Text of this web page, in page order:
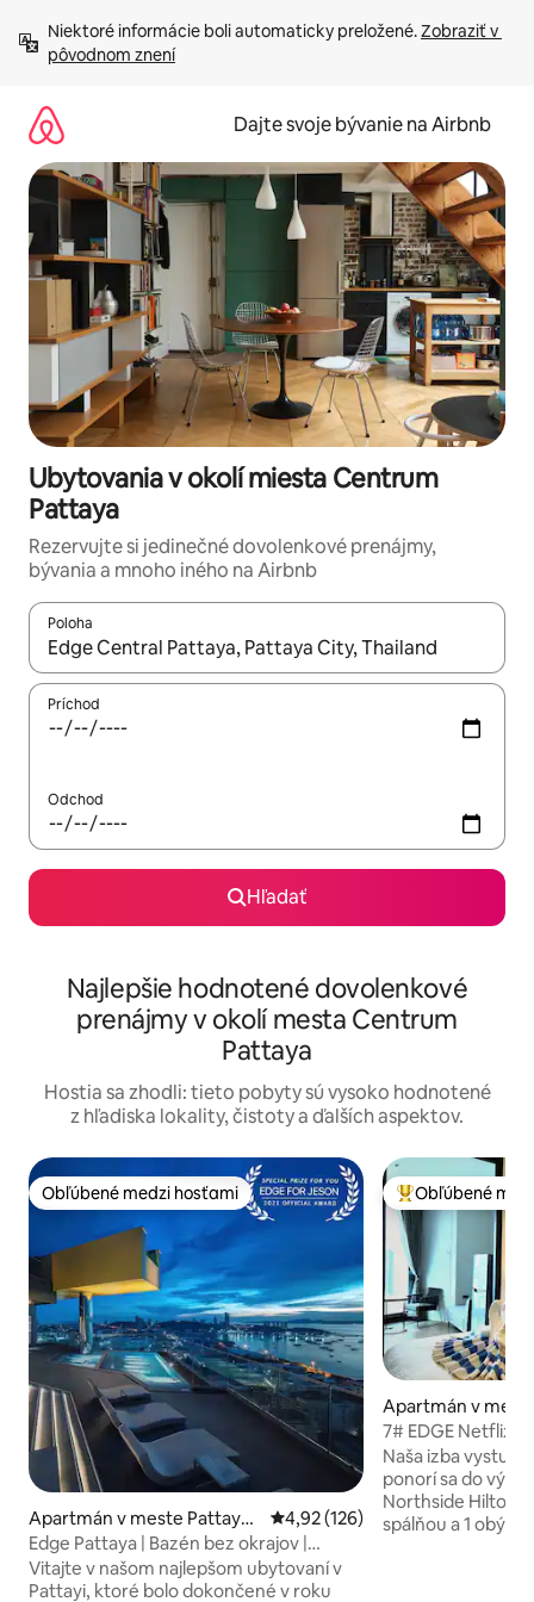
obsah.
Niektoré informácie boli automaticky preložené. Zobraziť v
pôvodnom znení
Dajte svoje bývanie na Airbnb
Ubytovania v okolí miesta Centrum
Pattaya
Rezervujte si jedinečné dovolenkové prenájmy,
bývania a mnoho iného na Airbnb
Poloha
Keď budú výsledky k dispozícii, môžete si ich prechádzať
Príchod
Odchod
Hľadať
Najlepšie hodnotené dovolenkové
prenájmy v okolí mesta Centrum
Pattaya
Hostia sa zhodli: tieto pobyty sú vysoko hodnotené
z hľadiska lokality, čistoty a ďalších aspektov.
Obľúbené medzi hosťami
Obľúbené medzi hosťami
Apartmán v meste Pattaya
City
Priemerné ohodnotenie 4,92 z
4,92 (126)
Edge Pattaya | Bazén bez okrajov |
Internetový apartmán | Útulný |
Odporúčané na Xiaohongshu | Čínsky
Vitajte v našom najlepšom ubytovaní v
Pattayi, ktoré bolo dokončené v roku
Najobľúbenejšie
Obľúbené
Apartmán v
7# EDGE Netflix
Dlhodobý pobyt
Naša izba
ponorí sa do
Northside Hilton,
spálňou a 1